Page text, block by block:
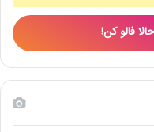
فالو کن!